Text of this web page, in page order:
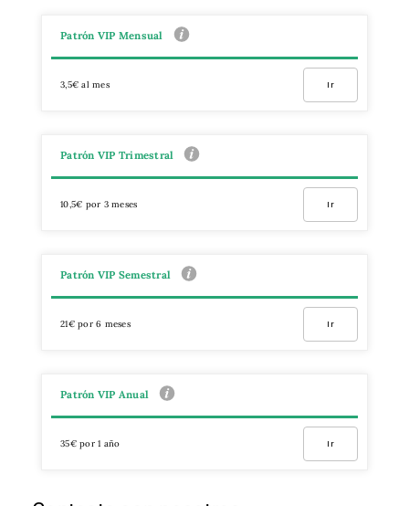
Patrón VIP Mensual
3,5€ al mes Ir
Patrón VIP Trimestral
10,5€ por 3 meses Ir
Patrón VIP Semestral
21€ por 6 meses Ir
Patrón VIP Anual
35€ por 1 año Ir